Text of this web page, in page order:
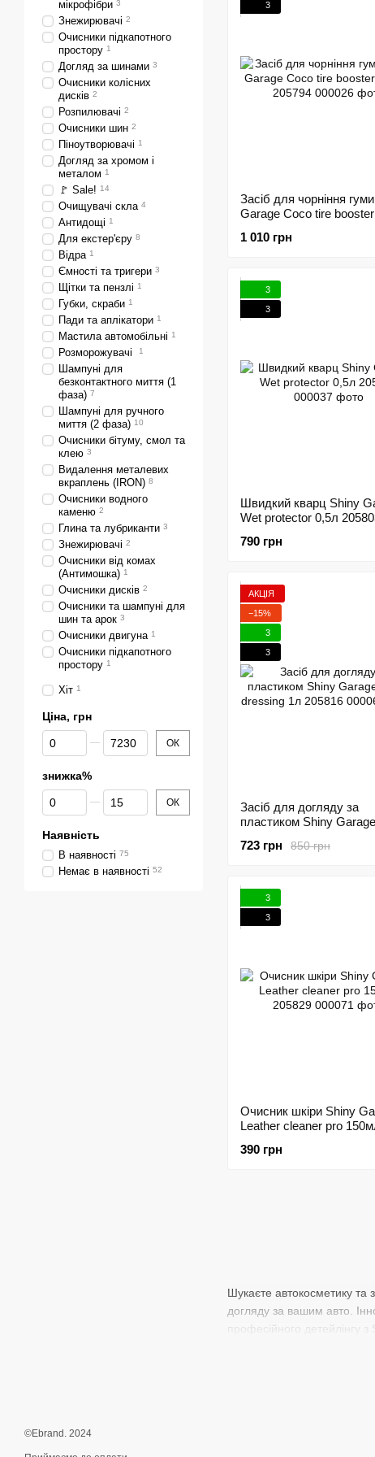
Шукаєте автокосметику та
догляду за вашим авто.
професійного детейлінгу з
3
Засіб для чорніння
Garage Coco tire booster
1 010 грн
3
3
Швидкий кварц Shiny
Wet protector 0,5л
790 грн
АКЦІЯ
−15%
3
3
Засіб для догляду за
пластиком Shiny
850 грн
723 грн
3
3
Очисник шкіри Shiny
Leather cleaner pro
390 грн
мікрофібри 3
Знежирювачі 2
Очисники підкапотного
простору 1
Догляд за шинами 3
Очисники колісних
дисків 2
Розпилювачі 2
Очисники шин 2
Піноутворювачі 1
Догляд за хромом і
металом 1
🚩 Sale! 14
Очищувачі скла 4
Антидощі 1
Для екстер'єру 8
Відра 1
Ємності та тригери 3
Щітки та пензлі 1
Губки, скраби 1
Пади та аплікатори 1
Мастила автомобільні 1
Розморожувачі 1
Шампуні для
безконтактного миття (1
фаза) 7
Шампуні для ручного
миття (2 фаза) 10
Очисники бітуму, смол та
клею 3
Видалення металевих
вкраплень (IRON) 8
Очисники водного
каменю 2
Глина та лубриканти 3
Знежирювачі 2
Очисники від комах
(Антимошка) 1
Очисники дисків 2
Очисники та шампуні для
шин та арок 3
Очисники двигуна 1
Очисники підкапотного
простору 1
Хіт 1
Ціна, грн
Від Ціна, грн
До Ціна, грн ОК
знижка%
Від знижка%
До знижка% ОК
Наявність
В наявності 75
Немає в наявності 52
©Ebrand. 2024